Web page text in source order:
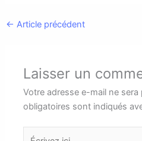
← Article précédent
Laisser un
Votre adresse e-mail ne sera
obligatoires sont indiqués
Écrivez